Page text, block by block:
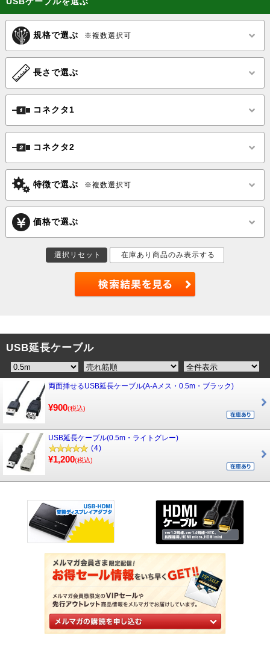
規格で選ぶ ※複数選択可
長さで選ぶ
コネクタ1
コネクタ2
特徴で選ぶ ※複数選択可
価格で選ぶ
選択リセット 在庫あり商品のみ表示する
USB延長ケーブル
両面挿せるUSB延長ケーブル(A-Aメス・0.5m・ブラック)
¥900(税込)
USB延長ケーブル(0.5m・ライトグレー)
(4)
¥1,200(税込)